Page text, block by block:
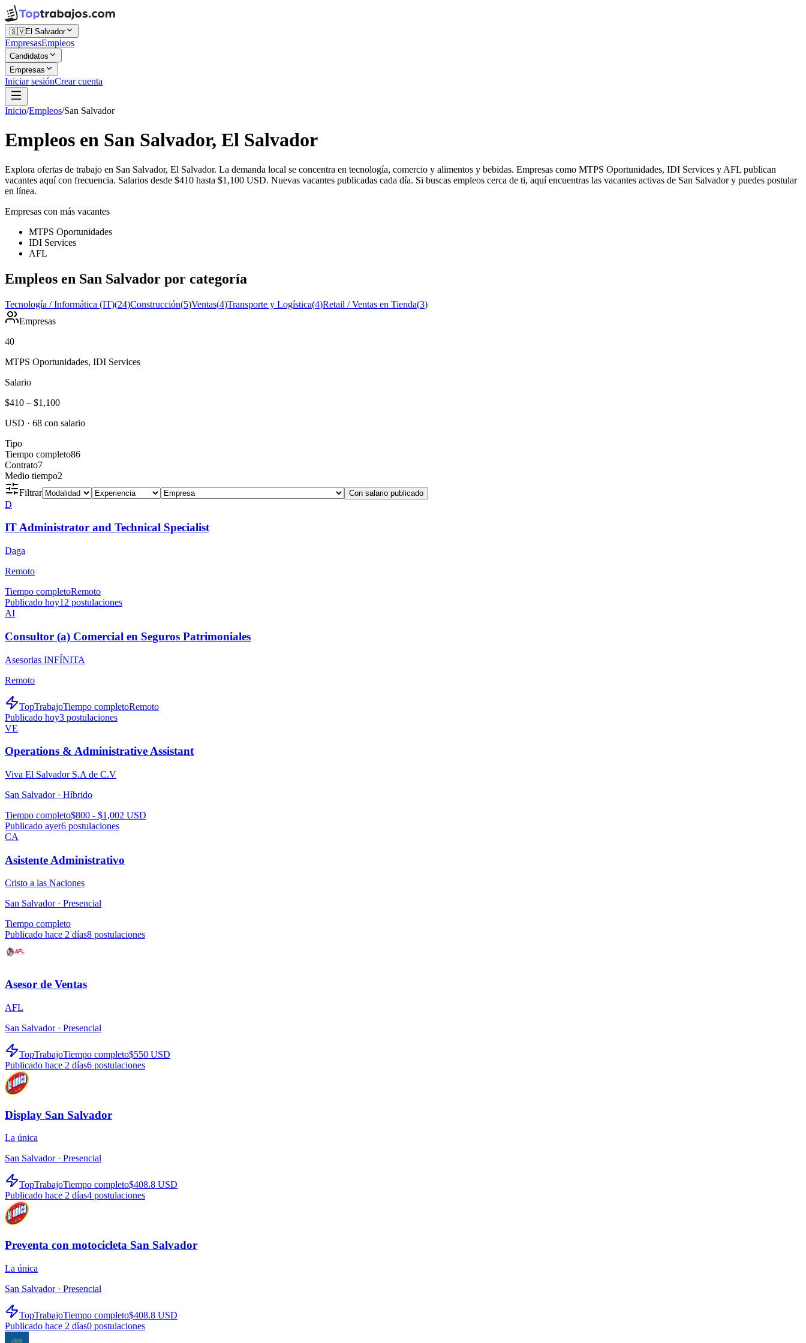
🇸🇻El Salvador
EmpresasEmpleos
Candidatos
Empresas
Iniciar sesiónCrear cuenta
Inicio/Empleos/San Salvador
Empleos en San Salvador, El Salvador
Explora ofertas de trabajo en San Salvador, El Salvador. La demanda local se concentra en tecnología, comercio y alimentos y bebidas. Empresas como MTPS Oportunidades, IDI Services y AFL publican
vacantes aquí con frecuencia. Salarios desde $410 hasta $1,100 USD. Nuevas vacantes publicadas cada día. Si buscas empleos cerca de ti, aquí encuentras las vacantes activas de San Salvador y puedes postular
en línea.
Empresas con más vacantes
MTPS Oportunidades
IDI Services
AFL
Empleos en San Salvador por categoría
Tecnología / Informática (IT)(24)Construcción(5)Ventas(4)Transporte y Logística(4)Retail / Ventas en Tienda(3)
Empresas
40
MTPS Oportunidades, IDI Services
Salario
$410 – $1,100
USD · 68 con salario
Tipo
Tiempo completo86
Contrato7
Medio tiempo2
Filtrar
Con salario publicado
D
IT Administrator and Technical Specialist
Daga
Remoto
Tiempo completoRemoto
Publicado hoy12 postulaciones
AI
Consultor (a) Comercial en Seguros Patrimoniales
Asesorias INFÍNITA
Remoto
TopTrabajoTiempo completoRemoto
Publicado hoy3 postulaciones
VE
Operations & Administrative Assistant
Viva El Salvador S.A de C.V
San Salvador · Híbrido
Tiempo completo$800 - $1,002 USD
Publicado ayer6 postulaciones
CA
Asistente Administrativo
Cristo a las Naciones
San Salvador · Presencial
Tiempo completo
Publicado hace 2 días8 postulaciones
Asesor de Ventas
AFL
San Salvador · Presencial
TopTrabajoTiempo completo$550 USD
Publicado hace 2 días6 postulaciones
Display San Salvador
La única
San Salvador · Presencial
TopTrabajoTiempo completo$408.8 USD
Publicado hace 2 días4 postulaciones
Preventa con motocicleta San Salvador
La única
San Salvador · Presencial
TopTrabajoTiempo completo$408.8 USD
Publicado hace 2 días0 postulaciones